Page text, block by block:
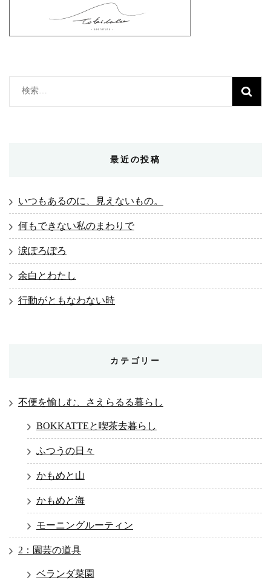
検
索:
最近の投稿
いつもあるのに、見えないもの。
何もできない私のまわりで
涙ぽろぽろ
余白とわたし
行動がともなわない時
カテゴリー
不便を愉しむ、さえらるる暮らし
BOKKATTEと喫茶去暮らし
ふつうの日々
かもめと山
かもめと海
モーニングルーティン
2：園芸の道具
ベランダ菜園